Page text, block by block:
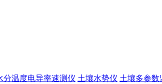
分温度电导率速测仪 土壤水势仪 土壤多参数